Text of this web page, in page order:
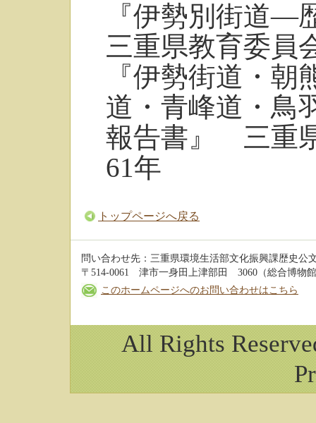
『伊勢別街道―
三重県教育委
『伊勢街道・
道・青峰道・
報告書』 三重
61年
トップページへ戻る
問い合わせ先：三重県環境生活部文化振興課歴史公
〒514-0061 津市一身田上津部田 3060（総合博物
このホームページへのお問い合わせはこちら
All Rights